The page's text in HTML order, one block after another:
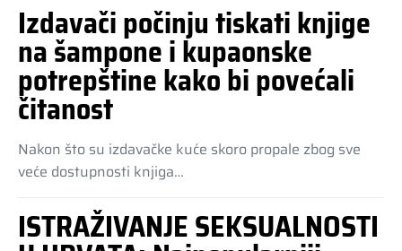
Izdavači počinju tiskati knjige
na šampone i kupaonske
potrepštine kako bi povećali
čitanost
Nakon što su izdavačke kuće skoro propale zbog sve
veće dostupnosti knjiga…
ISTRAŽIVANJE SEKSUALNOSTI